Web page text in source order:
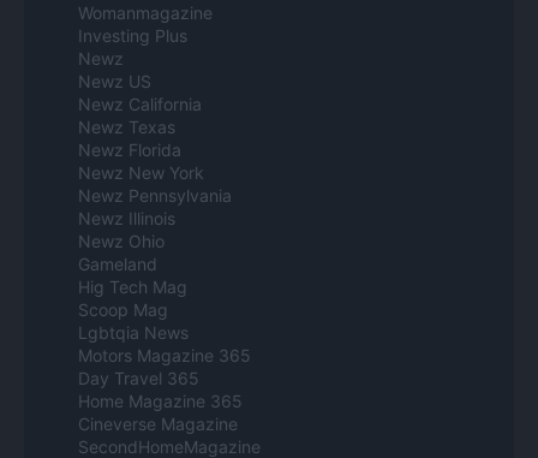
Womanmagazine
Investing Plus
Newz
Newz US
Newz California
Newz Texas
Newz Florida
Newz New York
Newz Pennsylvania
Newz Illinois
Newz Ohio
Gameland
Hig Tech Mag
Scoop Mag
Lgbtqia News
Motors Magazine 365
Day Travel 365
Home Magazine 365
Cineverse Magazine
SecondHomeMagazine